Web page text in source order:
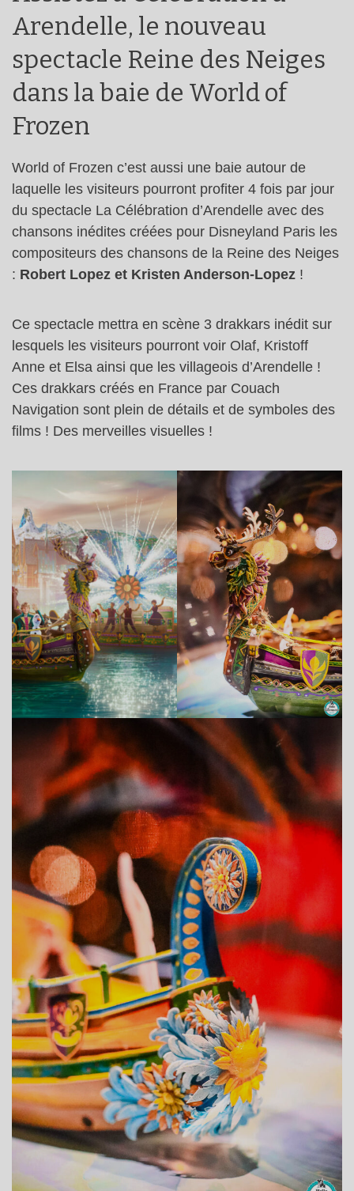
Arendelle, le nouveau
spectacle Reine des Neiges
dans la baie de World of
Frozen
World of Frozen c’est aussi une baie autour de
laquelle les visiteurs pourront profiter 4 fois par jour
du spectacle La Célébration d’Arendelle avec des
chansons inédites créées pour Disneyland Paris les
compositeurs des chansons de la Reine des Neiges
: Robert Lopez et Kristen Anderson-Lopez !
Ce spectacle mettra en scène 3 drakkars inédit sur
lesquels les visiteurs pourront voir Olaf, Kristoff
Anne et Elsa ainsi que les villageois d’Arendelle !
Ces drakkars créés en France par Couach
Navigation sont plein de détails et de symboles des
films ! Des merveilles visuelles !